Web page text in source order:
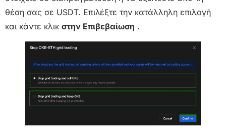
θέση σας σε USDT. Επιλέξτε την κατάλληλη επιλογή
και κάντε κλικ στην Επιβεβαίωση .